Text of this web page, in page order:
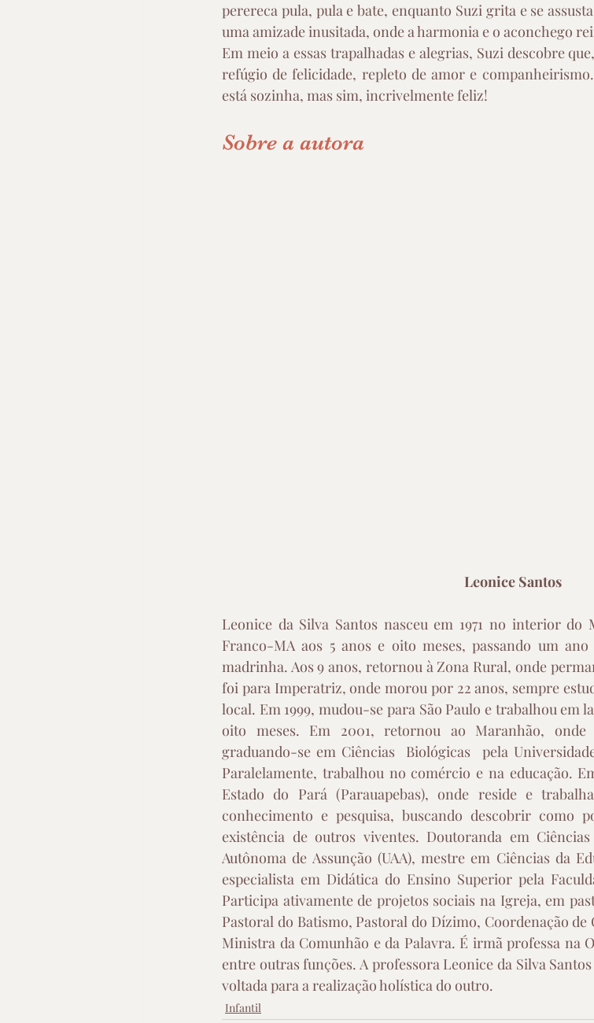
perereca pula, pula e bate, enquanto Suzi grita e se
uma amizade inusitada, onde a harmonia e o aconchego
Em meio a essas trapalhadas e alegrias, Suzi descobre
refúgio de felicidade, repleto de amor e
está sozinha, mas sim, incrivelmente feliz!
Sobre a autora
Leonice Santos
Leonice da Silva Santos nasceu em 1971 no interior do
Franco-MA aos 5 anos e oito meses, passando um
madrinha. Aos 9 anos, retornou à Zona Rural, onde
foi para Imperatriz, onde morou por 22 anos, sempre
local. Em 1999, mudou-se para São Paulo e trabalhou em
oito meses. Em 2001, retornou ao Maranhão, onde
graduando-se em Ciências  Biológicas  pela
Paralelamente, trabalhou no comércio e na educação.
Estado do Pará (Parauapebas), onde reside e
conhecimento e pesquisa, buscando descobrir como
existência de outros viventes. Doutoranda em
Autônoma de Assunção (UAA), mestre em Ciências da
especialista em Didática do Ensino Superior pela
Participa ativamente de projetos sociais na Igreja, em
Pastoral do Batismo, Pastoral do Dízimo, Coordenação
Ministra da Comunhão e da Palavra. É irmã professa na
entre outras funções. A professora Leonice da Silva
voltada para a realização holística do outro.
Infantil